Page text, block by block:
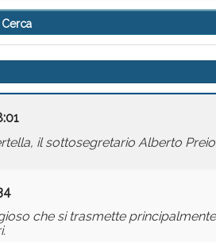
il sottosegretario Alberto
che si trasmette